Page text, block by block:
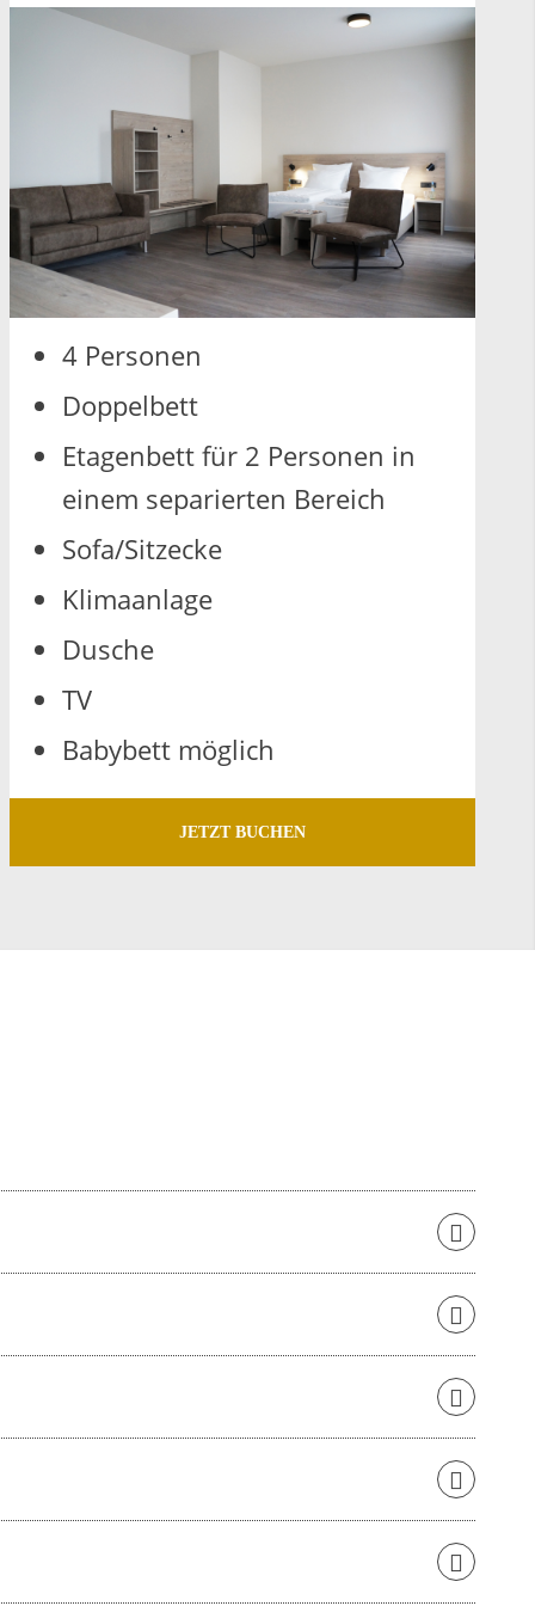
4 Per­so­nen
Dop­pel­bett
Eta­gen­bett für 2 Per­so­nen in
einem se­pa­rier­ten Be­reich
Sofa/Sitz­ecke
Kli­ma­an­la­ge
Du­sche
TV
Ba­by­bett mög­lich
JETZT BUCHEN